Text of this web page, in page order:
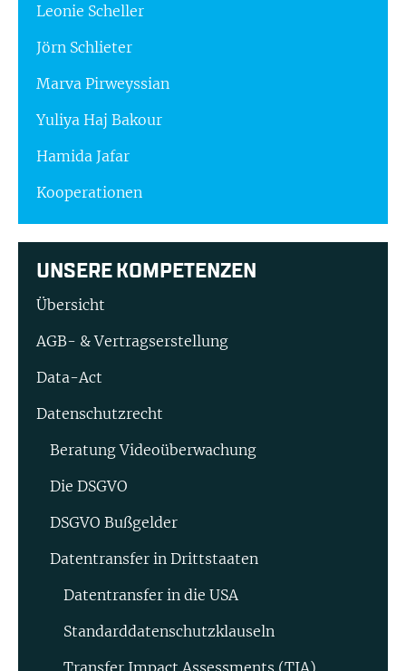
Leonie Scheller
Jörn Schlieter
Marva Pirweyssian
Yuliya Haj Bakour
Hamida Jafar
Kooperationen
UNSERE KOMPETENZEN
Übersicht
AGB- & Vertragserstellung
Data-Act
Datenschutzrecht
Beratung Video­überwachung
Die DSGVO
DSGVO Bußgelder
Datentransfer in Drittstaaten
Datentransfer in die USA
Standard­datenschutz­klauseln
Transfer Impact Assessments (TIA)